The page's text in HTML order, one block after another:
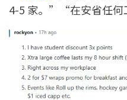
4-5 家。”“在安省任何